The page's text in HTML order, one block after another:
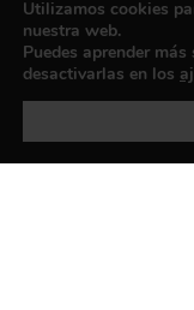
Política de
Utilizamos cookies
nuestra web.
Puedes aprender
desactivarlas en los